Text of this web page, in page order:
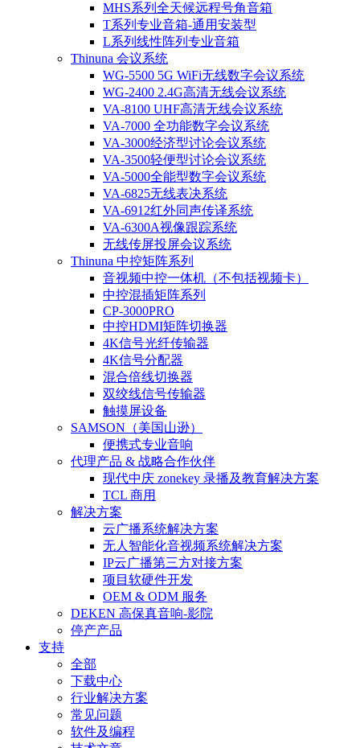
MHS系列全天候远程号角音箱
T系列专业音箱-通用安装型
L系列线性阵列专业音箱
Thinuna 会议系统
WG-5500 5G WiFi无线数字会议系统
WG-2400 2.4G高清无线会议系统
VA-8100 UHF高清无线会议系统
VA-7000 全功能数字会议系统
VA-3000经济型讨论会议系统
VA-3500轻便型讨论会议系统
VA-5000全能型数字会议系统
VA-6825无线表决系统
VA-6912红外同声传译系统
VA-6300A视像跟踪系统
无线传屏投屏会议系统
Thinuna 中控矩阵系列
音视频中控一体机（不包括视频卡）
中控混插矩阵系列
CP-3000PRO
中控HDMI矩阵切换器
4K信号光纤传输器
4K信号分配器
混合倍线切换器
双绞线信号传输器
触摸屏设备
SAMSON（美国山逊）
便携式专业音响
代理产品 & 战略合作伙伴
现代中庆 zonekey 录播及教育解决方案
TCL 商用
解决方案
云广播系统解决方案
无人智能化音视频系统解决方案
IP云广播第三方对接方案
项目软硬件开发
OEM & ODM 服务
DEKEN 高保真音响-影院
停产产品
支持
全部
下载中心
行业解决方案
常见问题
软件及编程